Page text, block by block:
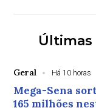
Geral Há 10 horas
Mega-Sena
165 milhões